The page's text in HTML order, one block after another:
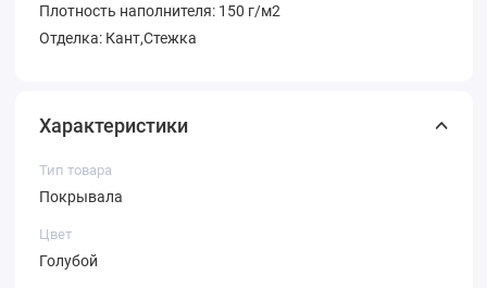
Плотность наполнителя: 150 г/м2
Отделка: Кант,Стежка
Характеристики
Тип товара
Покрывала
Цвет
Голубой